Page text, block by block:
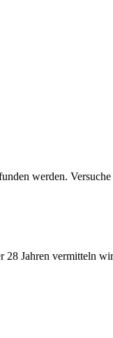
werden.
Jahren vermitteln